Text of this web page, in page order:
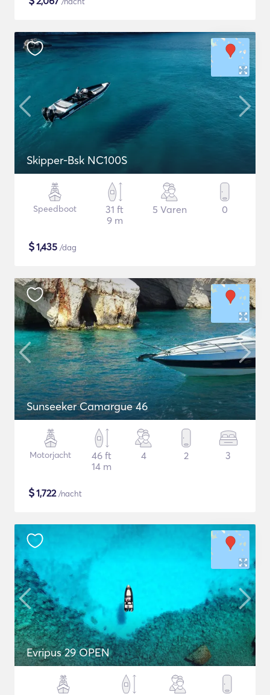
Skipper-Bsk NC100S
Speedboot
31 ft
9 m
5 Varen 0
$1,435 /dag
Sunseeker Camargue 46
Motorjacht
46 ft
14 m
4 2 3
$1,722/nacht
Evripus 29 OPEN